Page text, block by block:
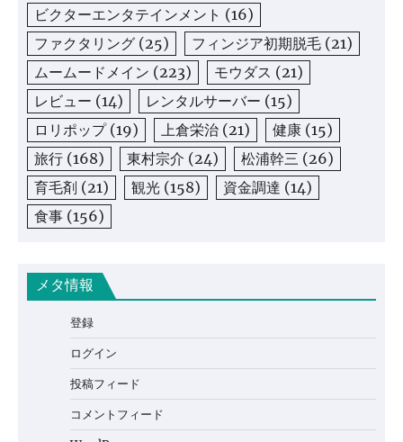
ビクターエンタテインメント (16)
ファクタリング (25) フィンジア初期脱毛 (21)
ムームードメイン (223) モウダス (21)
レビュー (14) レンタルサーバー (15)
ロリポップ(19) 上倉栄治 (21) 健康 (15)
旅行 (168) 東村宗介 (24) 松浦幹三 (26)
育毛剤 (21) 観光 (158) 資金調達 (14)
食事 (156)
メタ情報
登録
ログイン
投稿フィード
コメントフィード